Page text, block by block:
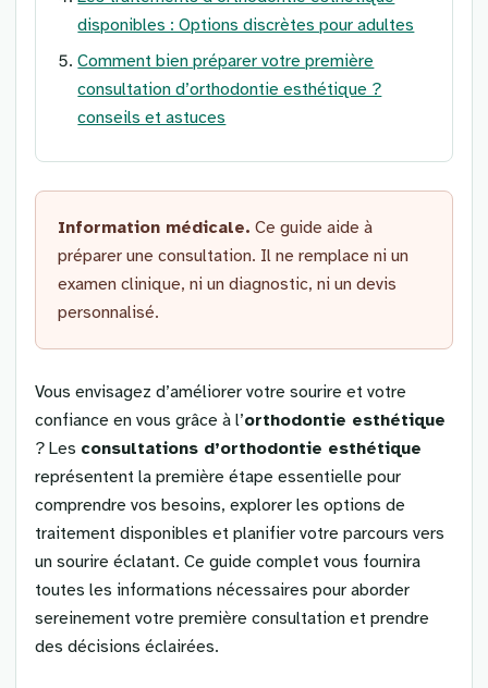
disponibles : Options discrètes pour adultes
Comment bien préparer votre première
consultation d’orthodontie esthétique ?
conseils et astuces
Information médicale. Ce guide aide à
préparer une consultation. Il ne remplace ni un
examen clinique, ni un diagnostic, ni un devis
personnalisé.
Vous envisagez d’améliorer votre sourire et votre
confiance en vous grâce à l’orthodontie esthétique
? Les consultations d’orthodontie esthétique
représentent la première étape essentielle pour
comprendre vos besoins, explorer les options de
traitement disponibles et planifier votre parcours vers
un sourire éclatant. Ce guide complet vous fournira
toutes les informations nécessaires pour aborder
sereinement votre première consultation et prendre
des décisions éclairées.